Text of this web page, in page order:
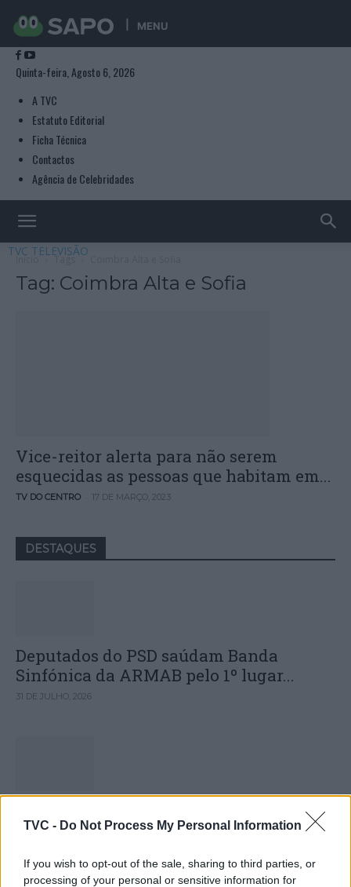
TVC - Do Not Process My Personal Information
If you wish to opt-out of the sale, sharing to third parties, or
processing of your personal or sensitive information for
MENU
Quinta-feira, Agosto 6, 2026
A TVC
Estatuto Editorial
Ficha Técnica
Contactos
Agência de Celebridades
TVC TELEVISÃO
Início Tags
Tag: Coimbra Alta e Sofia
Vice-reitor alerta para não serem
esquecidas as pessoas que habitam em...
TV DO CENTRO 17 DE MARÇO, 2023
DESTAQUES
Deputados do PSD saúdam Banda
Sinfónica da ARMAB pelo 1º lugar...
31 DE JULHO, 2026
Capacita Jovem de Poiares aproxima
jovens ao mundo do trabalho